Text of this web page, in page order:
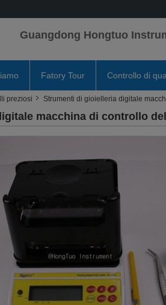
Guangdong Hongtuo
Fatory Tour Controllo di
preziosi Strumenti di gioielleria digitale
macchina di controllo